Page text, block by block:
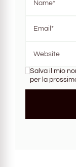
Salva il mio
per la